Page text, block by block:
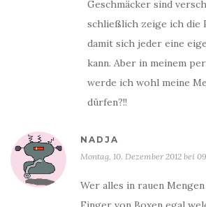
Geschmäcker sind
schließlich zeige ich die
damit sich jeder eine
kann. Aber in meinem
werde ich wohl meine
dürfen?!!
NADJA
Montag, 10. Dezember 2012 bei
Wer alles in rauen